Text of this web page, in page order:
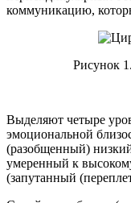
коммуникацию,
Рисунок
Выделяют четыре
эмоциональной
(разобщенный)
умеренный к
(запутанный